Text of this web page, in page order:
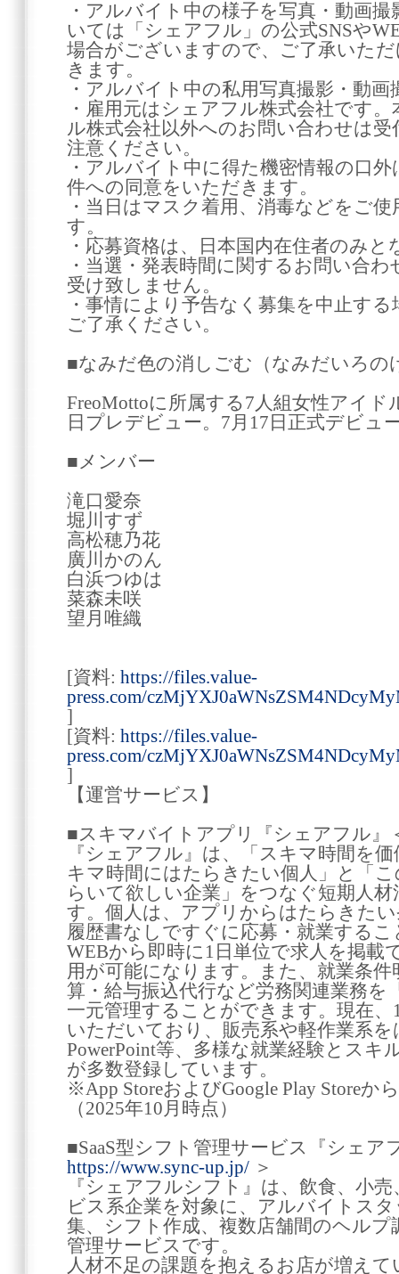
・アルバイト中の様子を写真・動画
いては「シェアフル」の公式SNSや
場合がございますので、ご了承いた
きます。
・アルバイト中の私用写真撮影・動
・雇用元はシェアフル株式会社です
ル株式会社以外へのお問い合わせは
注意ください。
・アルバイト中に得た機密情報の口
件への同意をいただきます。
・当日はマスク着用、消毒などをご
す。
・応募資格は、日本国内在住者のみと
・当選・発表時間に関するお問い合
受け致しません。
・事情により予告なく募集を中止す
ご了承ください。
■なみだ色の消しごむ（なみだいろの
FreoMottoに所属する7人組女性アイド
日プレデビュー。7月17日正式デビュ
■メンバー
滝口愛奈
堀川すず
高松穂乃花
廣川かのん
白浜つゆは
菜森未咲
望月唯織
[資料: https://files.value-
press.com/
]
[資料: https://files.value-
press.com/
]
【運営サービス】
■スキマバイトアプリ『シェアフル』
『シェアフル』は、「スキマ時間を
キマ時間にはたらきたい個人」と「
らいて欲しい企業」をつなぐ短期人
す。個人は、アプリからはたらきた
履歴書なしですぐに応募・就業する
WEBから即時に1日単位で求人を掲載
用が可能になります。また、就業条件
算・給与振込代行など労務関連業務
一元管理することができます。現在
いただいており、販売系や軽作業系
PowerPoint等、多様な就業経験とスキ
が多数登録しています。
※App StoreおよびGoogle Play Storeか
（2025年10月時点）
■SaaS型シフト管理サービス『シェア
https://www.sync-up.jp/ ＞
『シェアフルシフト』は、飲食、小
ビス系企業を対象に、アルバイトス
集、シフト作成、複数店舗間のヘルプ
管理サービスです。
人材不足の課題を抱えるお店が増え